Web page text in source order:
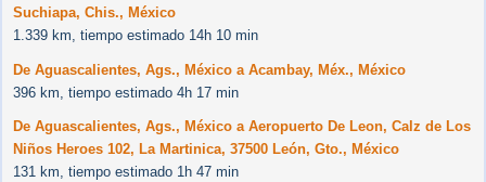
Suchiapa, Chis., México
1.339 km, tiempo estimado 14h 10 min
De Aguascalientes, Ags., México a Acambay, Méx., México
396 km, tiempo estimado 4h 17 min
De Aguascalientes, Ags., México a Aeropuerto De Leon, Calz de Los
Niños Heroes 102, La Martinica, 37500 León, Gto., México
131 km, tiempo estimado 1h 47 min